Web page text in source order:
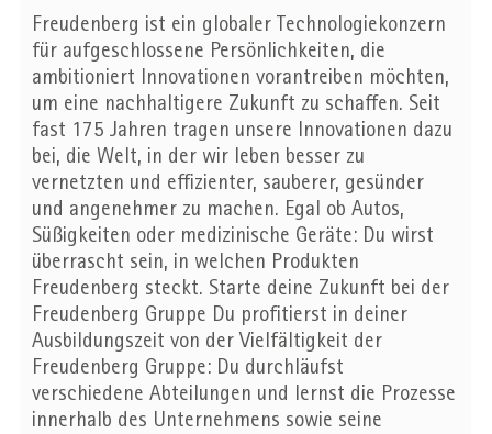
Freudenberg ist ein globaler Technologiekonzern
für aufgeschlossene Persönlichkeiten, die
ambitioniert Innovationen vorantreiben möchten,
um eine nachhaltigere Zukunft zu schaffen. Seit
fast 175 Jahren tragen unsere Innovationen dazu
bei, die Welt, in der wir leben besser zu
vernetzten und effizienter, sauberer, gesünder
und angenehmer zu machen. Egal ob Autos,
Süßigkeiten oder medizinische Geräte: Du wirst
überrascht sein, in welchen Produkten
Freudenberg steckt. Starte deine Zukunft bei der
Freudenberg Gruppe Du profitierst in deiner
Ausbildungszeit von der Vielfältigkeit der
Freudenberg Gruppe: Du durchläufst
verschiedene Abteilungen und lernst die Prozesse
innerhalb des Unternehmens sowie seine